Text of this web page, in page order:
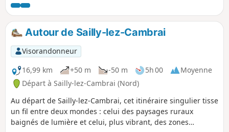
Ursins, Marquis de Traisnel et fondateur de
la compagnie des Mines d’Aniche, en 1773.
Sur la ligne de crête, à mi-parcours, le
panorama s'étend sur la plaine du Douaisis,
d'un côté, et sur la plaine de l'Arleusis, de
l'autre
Autour de Sailly-lez-Cambrai
Visorandonneur
16,99 km
+50 m -50 m 5h 00
Moyenne
Départ à Sailly-lez-Cambrai (Nord)
Au départ de Sailly-lez-Cambrai, cet itinéraire singulier tisse
un fil entre deux mondes : celui des paysages ruraux
baignés de lumière et celui, plus vibrant, des zones